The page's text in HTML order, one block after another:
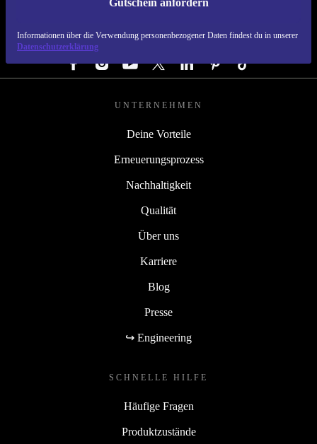
Gutschein anfordern
Informationen über die Verwendung personenbezogener Daten findest du in unserer
Datenschutzerklärung
REFURBED DEUTSCHLAND - RETHINK NEW.
FOLGE UNS
UNTERNEHMEN
Deine Vorteile
Erneuerungsprozess
Nachhaltigkeit
Qualität
Über uns
Karriere
Blog
Presse
↪ Engineering
SCHNELLE HILFE
Häufige Fragen
Produktzustände